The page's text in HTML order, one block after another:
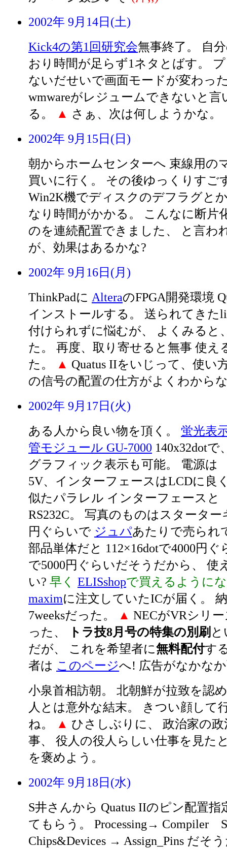
2002年 9月14日(土)
Kick4の第1回研究会無事終了。 自
おり時間が足らず1ネタとばす。
ないだせいで画面モードが変わっ
wmwareがレジュームできないと言
る。
▲ さぁ、次は何しようかな。
2002年 9月15日(日)
朝からホームセンターへ 束線用の
買いに行く。 その後ゆっくりすご
Win2K機でディスクのデフラグと
なり時間がかかる。 こんなに断片
のを連続配置できました、 と言わ
が、効果はあるかな?
2002年 9月16日(月)
ThinkPadに AlteraのFPGA開発環境
インストールする。 送られてきた
付けられずに悩むが、 よくみると
た。 再度、取り寄せると無事 使え
た。
▲ Quatus IIをいじって、使い
の信号の配置の仕方がよくわから
2002年 9月17日(火)
ある人から良い物を頂く。 蛍光表
管モジュール GU-7000 140x32dotで
グラフィック表示も可能。 電源は
5V、インターフェースはLCDに良
似たパラレル インターフェースと
RS232C。 写真のものはスターター
円ぐらいで ジュパあたりで売られ
部品単体だと 112×16dotで4000円ぐ
で5000円ぐらいだそうだから、 使
い? 早く ELISshopで買えるように
maximに注文していたICが届く。
7weeksだった。
▲ NECがVRシリ
った、
トラ技8月号の特集の別刷
だが、 これを希望者に無料配付す
者は このページへ! 広告がなかな
小泉首相訪朝。 北朝鮮が拉致を認
人とは意外な結末。 きつい顔して
ね。
▲ ひさしぶりに、 政治家の
事、 役人の役人らしい仕事を見た
を褒めよう。
2002年 9月18日(水)
S井さんから Quatus IIのピン配置
てもらう。 Processing→ Compiler
Chips&Devices → Assign_Pins だそ